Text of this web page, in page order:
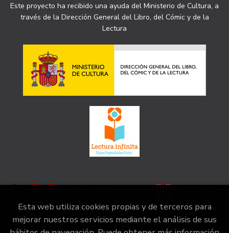
Este proyecto ha recibido una ayuda del Ministerio de Cultura, a
través de la Dirección General del Libro, del Cómic y de la
Lectura
Esta web utiliza cookies propias y de terceros para
mejorar nuestros servicios mediante el análisis de sus